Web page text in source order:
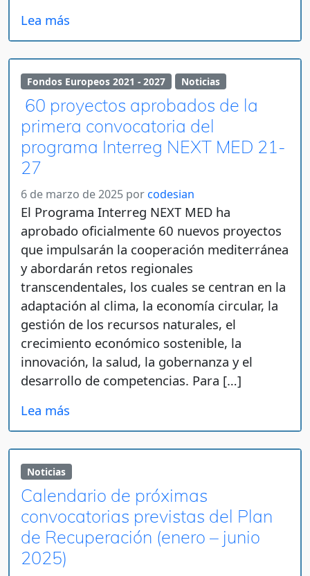
Lea más
Fondos Europeos 2021 - 2027 Noticias
60 proyectos aprobados de la
primera convocatoria del
programa Interreg NEXT MED 21-
27
6 de marzo de 2025 por codesian
El Programa Interreg NEXT MED ha
aprobado oficialmente 60 nuevos proyectos
que impulsarán la cooperación mediterránea
y abordarán retos regionales
transcendentales, los cuales se centran en la
adaptación al clima, la economía circular, la
gestión de los recursos naturales, el
crecimiento económico sostenible, la
innovación, la salud, la gobernanza y el
desarrollo de competencias. Para […]
Lea más
Noticias
Calendario de próximas
convocatorias previstas del Plan
de Recuperación (enero – junio
2025)